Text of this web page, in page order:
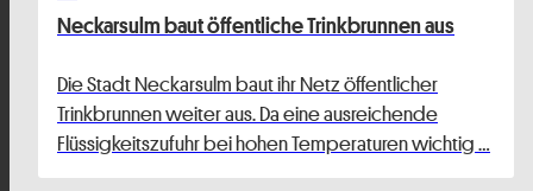
Neckarsulm baut öffentliche Trinkbrunnen aus
Die Stadt Neckarsulm baut ihr Netz öffentlicher
Trinkbrunnen weiter aus. Da eine ausreichende
Flüssigkeitszufuhr bei hohen Temperaturen wichtig …